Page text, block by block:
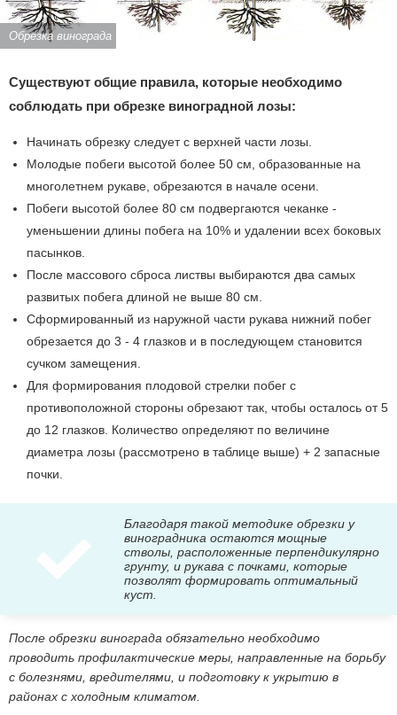
Обрезка винограда
Существуют общие правила, которые необходимо
соблюдать при обрезке виноградной лозы:
Начинать обрезку следует с верхней части лозы.
Молодые побеги высотой более 50 см, образованные на
многолетнем рукаве, обрезаются в начале осени.
Побеги высотой более 80 см подвергаются чеканке -
уменьшении длины побега на 10% и удалении всех боковых
пасынков.
После массового сброса листвы выбираются два самых
развитых побега длиной не выше 80 см.
Сформированный из наружной части рукава нижний побег
обрезается до 3 - 4 глазков и в последующем становится
сучком замещения.
Для формирования плодовой стрелки побег с
противоположной стороны обрезают так, чтобы осталось от 5
до 12 глазков. Количество определяют по величине
диаметра лозы (рассмотрено в таблице выше) + 2 запасные
почки.
Благодаря такой методике обрезки у
виноградника остаются мощные
стволы, расположенные перпендикулярно
грунту, и рукава с почками, которые
позволят формировать оптимальный
куст.
После обрезки винограда обязательно необходимо
проводить профилактические меры, направленные на борьбу
с болезнями, вредителями, и подготовку к укрытию в
районах с холодным климатом.